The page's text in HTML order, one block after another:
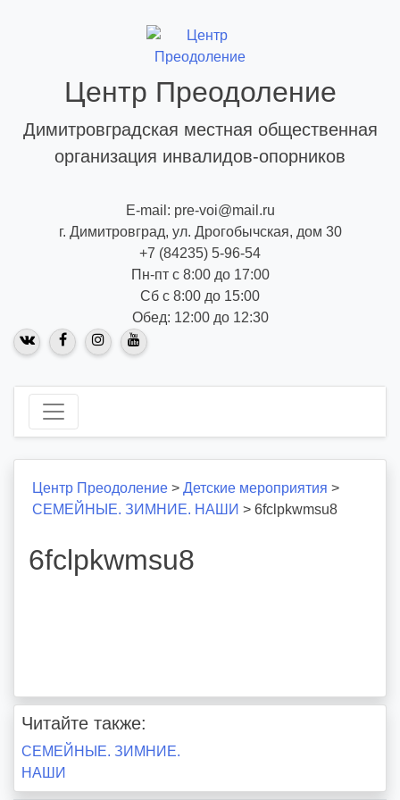
Центр Преодоление
Димитровградская местная общественная
организация инвалидов-опорников
E-mail: pre-voi@mail.ru
г. Димитровград, ул. Дрогобычская, дом 30
+7 (84235) 5-96-54
Пн-пт с 8:00 до 17:00
Сб с 8:00 до 15:00
Обед: 12:00 до 12:30
Центр Преодоление > Детские мероприятия >
СЕМЕЙНЫЕ. ЗИМНИЕ. НАШИ > 6fclpkwmsu8
6fclpkwmsu8
Читайте также:
Навигация
по
СЕМЕЙНЫЕ. ЗИМНИЕ.
НАШИ